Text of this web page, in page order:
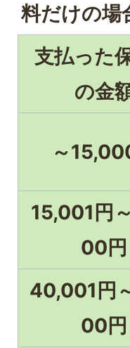
料だけの場
支払った
の金
～
15,001円
00円
40,001円
00円